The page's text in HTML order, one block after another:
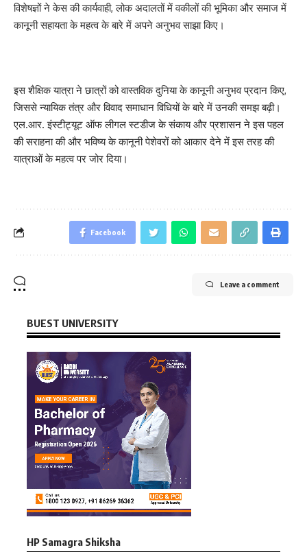
विशेषज्ञों ने केस की कार्यवाही, लोक अदालतों में वकीलों की भूमिका और समाज में
कानूनी सहायता के महत्व के बारे में अपने अनुभव साझा किए।
इस शैक्षिक यात्रा ने छात्रों को वास्तविक दुनिया के कानूनी अनुभव प्रदान किए,
जिससे न्यायिक तंत्र और विवाद समाधान विधियों के बारे में उनकी समझ बढ़ी।
एल.आर. इंस्टीट्यूट ऑफ लीगल स्टडीज के संकाय और प्रशासन ने इस पहल
की सराहना की और भविष्य के कानूनी पेशेवरों को आकार देने में इस तरह की
यात्राओं के महत्व पर जोर दिया।
Facebook
Leave a comment
BUEST UNIVERSITY
HP Samagra Shiksha